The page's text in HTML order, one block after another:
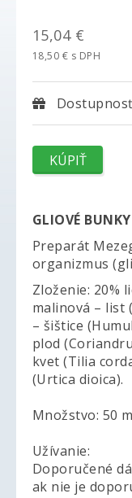
15,04 €
18,50 € s DPH
GLIOVÉ BUNKY
Preparát
organizmus
Zloženie: 20%
malinová – list
– šištice
plod
kvet (Tilia
(Urtica dioica).
Množstvo: 50
Užívanie:
Doporučené
ak nie je